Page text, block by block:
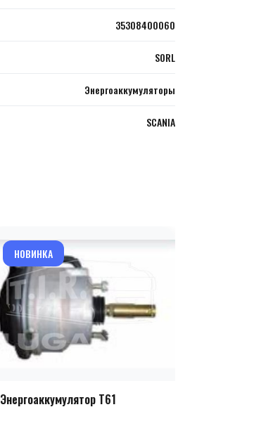
35308400060
SORL
Энергоаккумуляторы
SCANIA
НОВИНКА
Энергоаккумулятор T61